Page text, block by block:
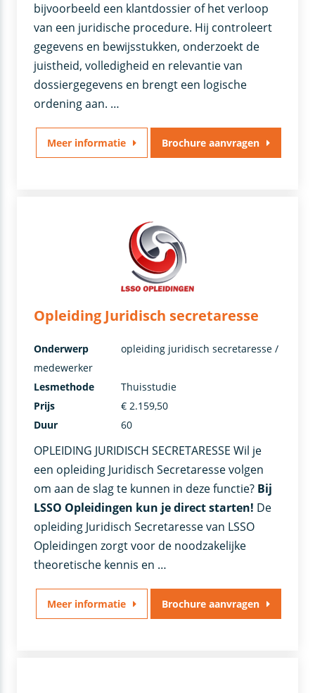
bijvoorbeeld een klantdossier of het verloop
van een juridische procedure. Hij controleert
gegevens en bewijsstukken, onderzoekt de
juistheid, volledigheid en relevantie van
dossiergegevens en brengt een logische
ordening aan. …
Meer informatie Brochure aanvragen
Opleiding Juridisch secretaresse
OPLEIDING JURIDISCH SECRETARESSE Wil je
een opleiding Juridisch Secretaresse volgen
om aan de slag te kunnen in deze functie? Bij
LSSO Opleidingen kun je direct starten! De
opleiding Juridisch Secretaresse van LSSO
Opleidingen zorgt voor de noodzakelijke
theoretische kennis en …
Onderwerp
opleiding juridisch secretaresse /
medewerker
Lesmethode
Thuisstudie
Prijs
€ 2.159,50
Duur
60
Meer informatie Brochure aanvragen